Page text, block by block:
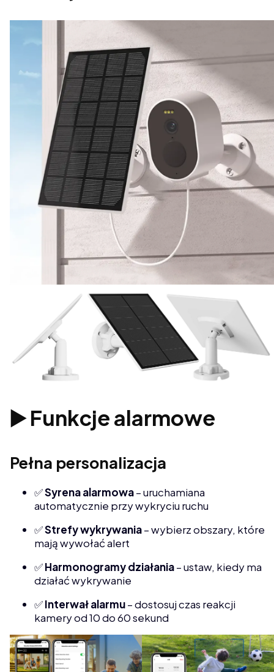
▶️ Funkcje alarmowe
Pełna personalizacja
✅Syrena alarmowa– uruchamiana
automatycznie przy wykryciu ruchu
✅Strefy wykrywania– wybierz obszary, które
mają wywołać alert
✅Harmonogramy działania– ustaw, kiedy ma
działać wykrywanie
✅Interwał alarmu– dostosuj czas reakcji
kamery od 10 do 60 sekund